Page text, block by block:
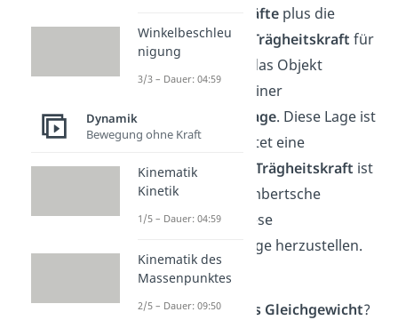
Kräfteplus die
d’Alembertsche Trägheitskraft für
diesen
und das Objekt
befindet sich in einer
Gleichgewichtslage. Diese Lage ist
genauer betrachtet eine
dynamische. Die
Trägheitskraft ist
dabei eine d’Alembertsche
Hilfskraft, um diese
Gleichgewichtslage herzustellen.
Was heißt jetzt
nundynamisches Gleichgewicht?
Winkelbeschleu
nigung
3/3 – Dauer: 04:59
Dynamik
Bewegung ohne Kraft
Kinematik
Kinetik
1/5 – Dauer: 04:59
Kinematik des
Massenpunktes
2/5 – Dauer: 09:50